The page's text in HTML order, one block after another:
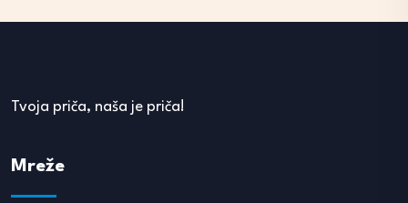
Tvoja priča, naša je priča!
Mreže